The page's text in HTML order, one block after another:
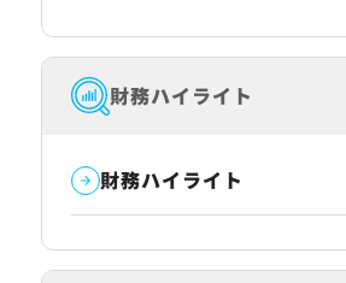
財務ハイライト
財務ハイライト